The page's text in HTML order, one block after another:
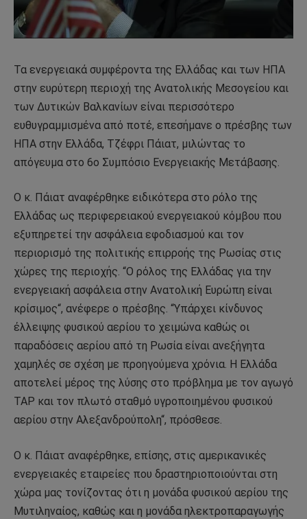
Τα ενεργειακά συμφέροντα της Ελλάδας και των ΗΠΑ
στην ευρύτερη περιοχή της Ανατολικής Μεσογείου και
των Δυτικών Βαλκανίων είναι περισσότερο
ευθυγραμμισμένα από ποτέ, επεσήμανε ο πρέσβης των
ΗΠΑ στην Ελλάδα, Τζέφρι Πάιατ, μιλώντας το
απόγευμα στο 6ο Συμπόσιο Ενεργειακής Μετάβασης.
Ο κ. Πάιατ αναφέρθηκε ειδικότερα στο ρόλο της
Ελλάδας ως περιφερειακού ενεργειακού κόμβου που
εξυπηρετεί την ασφάλεια εφοδιασμού και τον
περιορισμό της πολιτικής επιρροής της Ρωσίας στις
χώρες της περιοχής. “Ο ρόλος της Ελλάδας για την
ενεργειακή ασφάλεια στην Ανατολική Ευρώπη είναι
κρίσιμος“, ανέφερε ο πρέσβης. “Υπάρχει κίνδυνος
έλλειψης φυσικού αερίου το χειμώνα καθώς οι
παραδόσεις αερίου από τη Ρωσία είναι ανεξήγητα
χαμηλές σε σχέση με προηγούμενα χρόνια. Η Ελλάδα
αποτελεί μέρος της λύσης στο πρόβλημα με τον αγωγό
ΤΑΡ και τον πλωτό σταθμό υγροποιημένου φυσικού
αερίου στην Αλεξανδρούπολη“, πρόσθεσε.
Ο κ. Πάιατ αναφέρθηκε, επίσης, στις αμερικανικές
ενεργειακές εταιρείες που δραστηριοποιούνται στη
χώρα μας τονίζοντας ότι η μονάδα φυσικού αερίου της
Μυτιληναίος, καθώς και η μονάδα ηλεκτροπαραγωγής